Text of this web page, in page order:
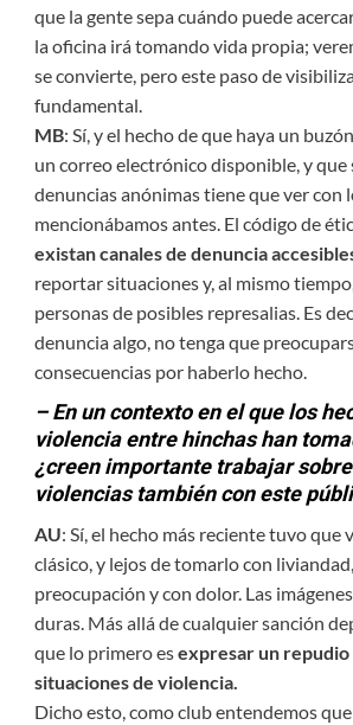
que la gente sepa cuándo puede
la oficina irá tomando vida propia;
se convierte, pero este paso de
fundamental.
MB: Sí, y el hecho de que haya un
un correo electrónico disponible, y que
denuncias anónimas tiene que ver con
mencionábamos antes. El código de
existan canales de denuncia
reportar situaciones y, al mismo
personas de posibles represalias. Es
denuncia algo, no tenga que
consecuencias por haberlo hecho.
– En un contexto en el que los
violencia entre hinchas han
¿creen importante trabajar
violencias también con este
AU: Sí, el hecho más reciente tuvo que
clásico, y lejos de tomarlo con
preocupación y con dolor. Las
duras. Más allá de cualquier sanción
que lo primero esexpresar un
situaciones de violencia.
Dicho esto, como club entendemos